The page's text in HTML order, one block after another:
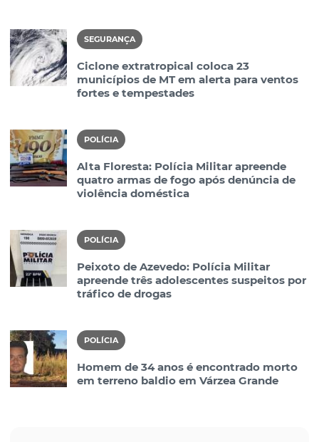
SEGURANÇA
Ciclone extratropical coloca 23
municípios de MT em alerta para ventos
fortes e tempestades
POLÍCIA
Alta Floresta: Polícia Militar apreende
quatro armas de fogo após denúncia de
violência doméstica
POLÍCIA
Peixoto de Azevedo: Polícia Militar
apreende três adolescentes suspeitos por
tráfico de drogas
POLÍCIA
Homem de 34 anos é encontrado morto
em terreno baldio em Várzea Grande